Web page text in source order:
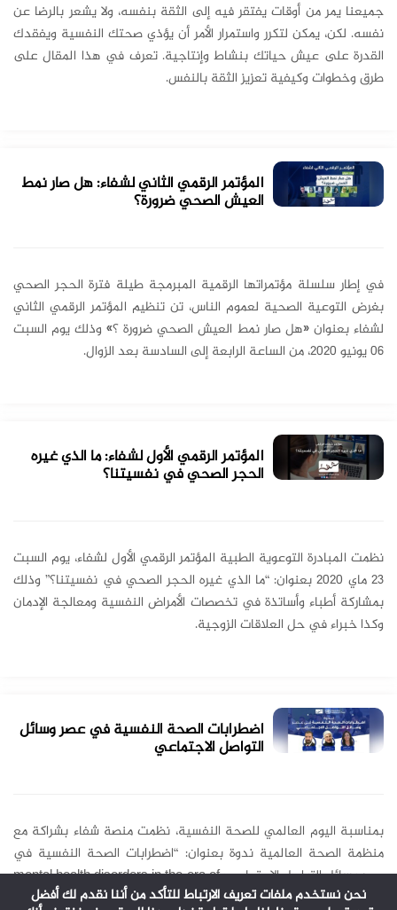
جميعنا يمر من أوقات يفتقر فيه إلى الثقة بنفسه، ولا يشعر بالرضا عن
نفسه. لكن، يمكن لتكرر واستمرار الأمر أن يؤذي صحتك النفسية ويفقدك
القدرة على عيش حياتك بنشاط وإنتاجية. تعرف في هذا المقال على
طرق وخطوات وكيفية تعزيز الثقة بالنفس.
المؤتمر الرقمي الثاني لشفاء: هل صار نمط
العيش الصحي ضرورة؟
في إطار سلسلة مؤتمراتها الرقمية المبرمجة طيلة فترة الحجر الصحي
بغرض التوعية الصحية لعموم الناس، تن تنظيم المؤتمر الرقمي الثاني
لشفاء بعنوان «هل صار نمط العيش الصحي ضرورة ؟» وذلك يوم السبت
06 يونيو 2020، من الساعة الرابعة إلى السادسة بعد الزوال.
المؤتمر الرقمي الأول لشفاء: ما الذي غيره
الحجر الصحي في نفسيتنا؟
نظمت المبادرة التوعوية الطبية المؤتمر الرقمي الأول لشفاء، يوم السبت
23 ماي 2020 بعنوان: “ما الذي غيره الحجر الصحي في نفسيتنا؟” وذلك
بمشاركة أطباء وأساتذة في تخصصات الأمراض النفسية ومعالجة الإدمان
وكذا خبراء في حل العلاقات الزوجية.
اضطرابات الصحة النفسية في عصر وسائل
التواصل الاجتماعي
بمناسبة اليوم العالمي للصحة النفسية، نظمت منصة شفاء بشراكة مع
منظمة الصحة العالمية ندوة بعنوان: “اضطرابات الصحة النفسية في
عصر وسائل التواصل الاجتماعي: mental health disorders in the era of
social media”، يوم الاثنين 17 أكتوبر 2022، وذلك بمشاركة خبراء
نحن نستخدم ملفات تعريف الارتباط للتأكد من أننا نقدم لك أفضل